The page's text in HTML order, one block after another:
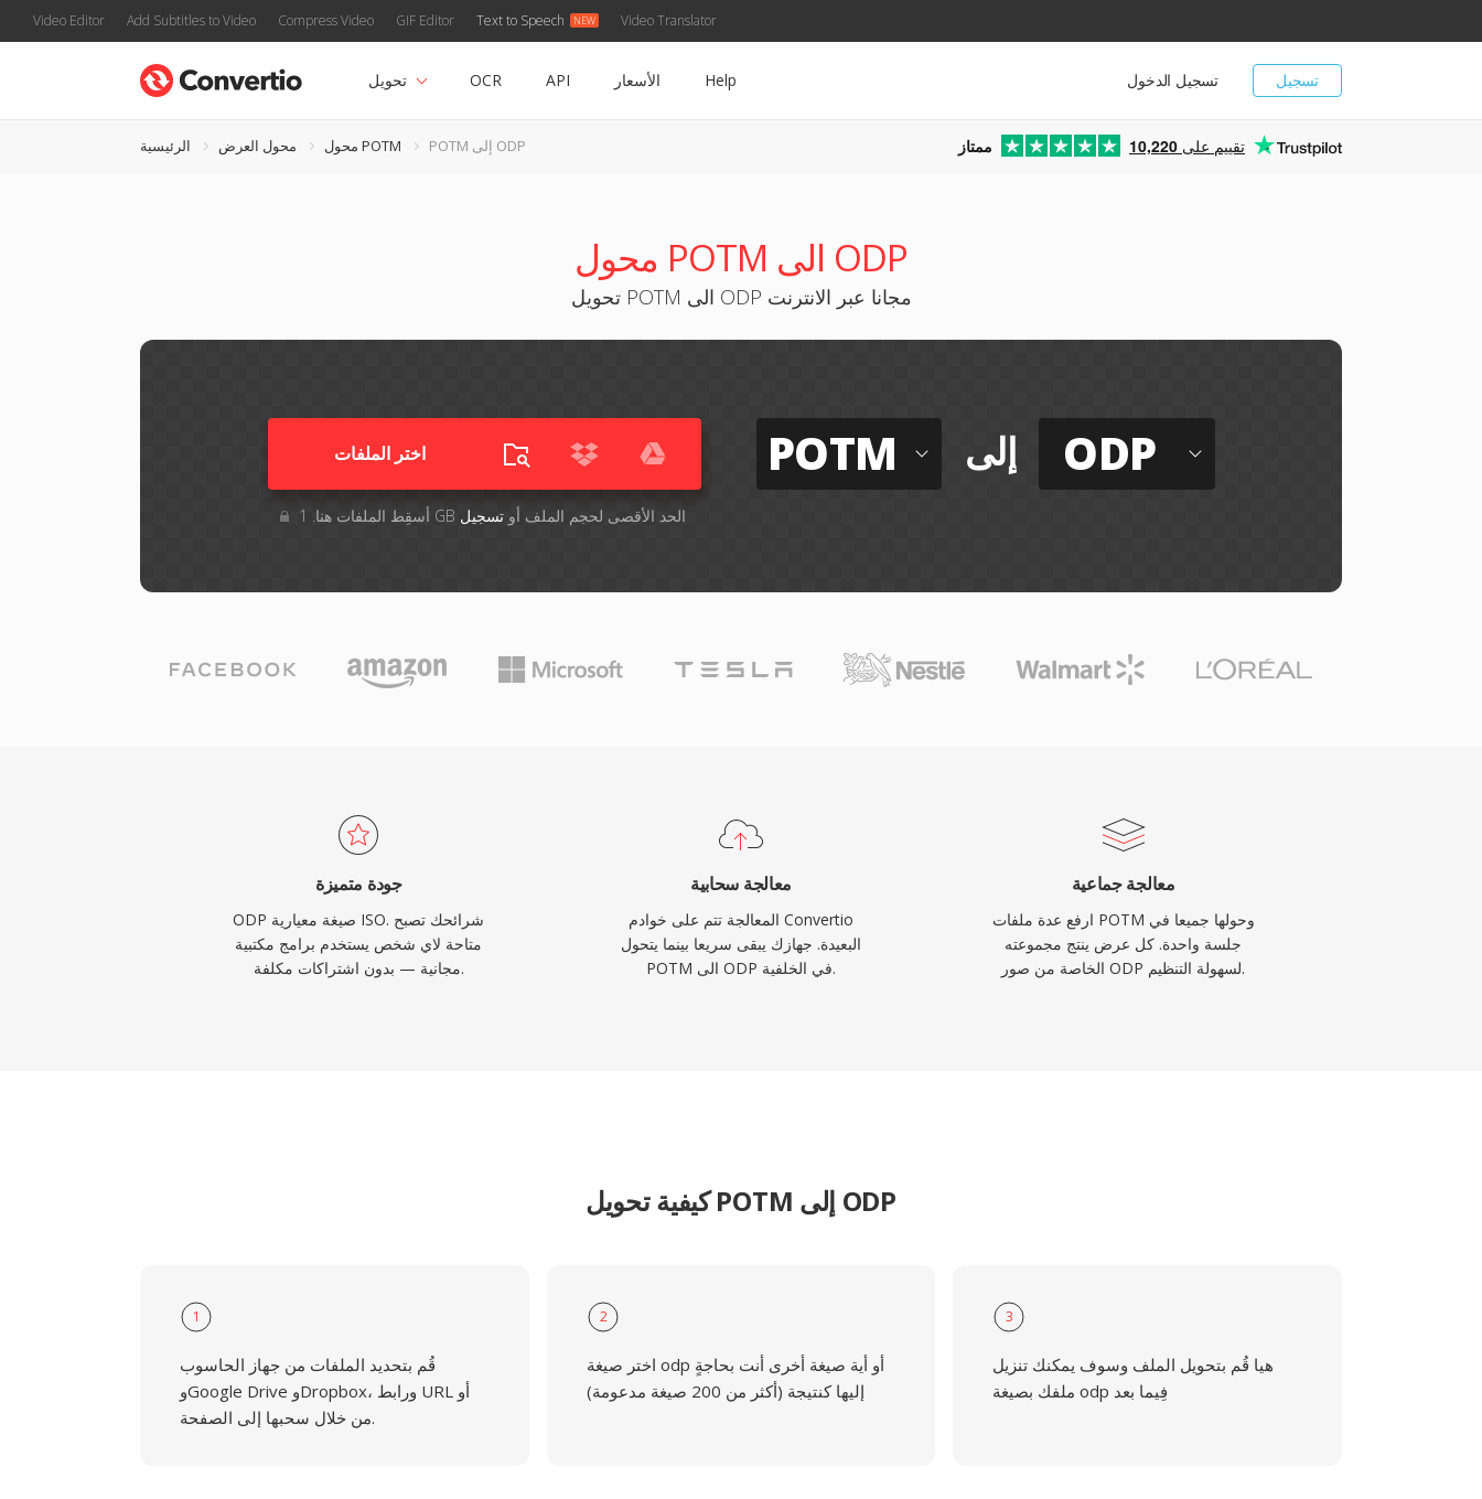
Video Editor Add Subtitles to Video Compress Video GIF Editor Text to Speech Video Translator
تسجيل تسجيل الدخول تحويل OCR API الأسعار Help
الرئيسية محول العرض محول POTM POTM إلى ODP ممتاز 10,220 تقييم على
محول POTM الى ODP
تحويل POTM الى ODP مجانا عبر الانترنت
اختر الملفات
أسقِط الملفات هنا. 1 GB الحد الأقصى لحجم الملف أوتسجيل
POTM إلى ODP
جودة متميزة
ODP صيغة معيارية ISO. شرائحك تصبح
متاحة لاي شخص يستخدم برامج مكتبية
مجانية — بدون اشتراكات مكلفة.
معالجة سحابية
المعالجة تتم على خوادم Convertio
البعيدة. جهازك يبقى سريعا بينما يتحول
POTM الى ODP في الخلفية.
معالجة جماعية
ارفع عدة ملفات POTM وحولها جميعا في
جلسة واحدة. كل عرض ينتج مجموعته
الخاصة من صور ODP لسهولة التنظيم.
كيفية تحويل POTM إلى ODP
1
قُم بتحديد الملفات من جهاز الحاسوب
وGoogle Drive وDropbox، ورابط URL أو
من خلال سحبها إلى الصفحة.
2
اختر صيغة odp أو أية صيغة أخرى أنت بحاجةٍ
إليها كنتيجة (أكثر من 200 صيغة مدعومة)
3
هيا قُم بتحويل الملف وسوف يمكنك تنزيل
ملفك بصيغة odp فِيما بعد